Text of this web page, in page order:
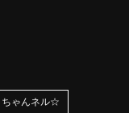
ちゃんネル☆